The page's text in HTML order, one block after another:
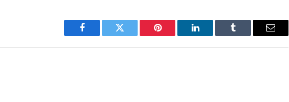
Facebook Twitter Pinterest LinkedIn Tumblr Email